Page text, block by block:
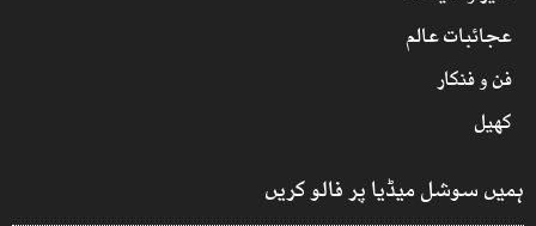
عجائبات عالم
فن و فنکار
کھیل
ہمیں سوشل میڈیا پر فالو کریں